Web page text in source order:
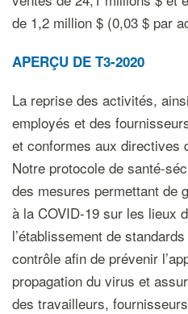
de 1,2 million $ (0,03 $ par
APERÇU DE T3-2020
La reprise des activités,
employés et des
et conformes aux directives
Notre protocole de santé-
des mesures permettant de
à la COVID-19 sur les lieux
l’établissement de
contrôle afin de prévenir
propagation du virus et
des travailleurs,